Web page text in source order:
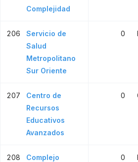
Complejidad
206
Servicio de
Salud
Metropolitano
Sur Oriente
0
207
Centro de
Recursos
Educativos
Avanzados
0
208
Complejo
0